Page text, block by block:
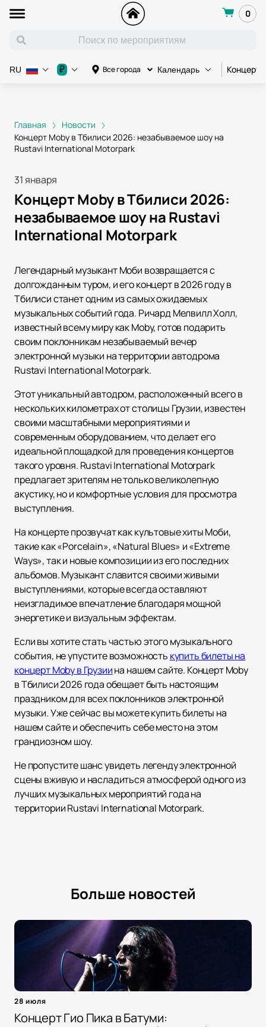
0
Все города Календарь Концерт
RU ₽
Главная
Новости
Концерт Moby в Тбилиси 2026: незабываемое шоу на
Rustavi International Motorpark
31 января
Концерт Moby в Тбилиси 2026:
незабываемое шоу на Rustavi
International Motorpark
Легендарный музыкант Моби возвращается с
долгожданным туром, и его концерт в 2026 году в
Тбилиси станет одним из самых ожидаемых
музыкальных событий года. Ричард Мелвилл Холл,
известный всему миру как Moby, готов подарить
своим поклонникам незабываемый вечер
электронной музыки на территории автодрома
Rustavi International Motorpark.
Этот уникальный автодром, расположенный всего в
нескольких километрах от столицы Грузии, известен
своими масштабными мероприятиями и
современным оборудованием, что делает его
идеальной площадкой для проведения концертов
такого уровня. Rustavi International Motorpark
предлагает зрителям не только великолепную
акустику, но и комфортные условия для просмотра
выступления.
На концерте прозвучат как культовые хиты Моби,
такие как «Porcelain», «Natural Blues» и «Extreme
Ways», так и новые композиции из его последних
альбомов. Музыкант славится своими живыми
выступлениями, которые всегда оставляют
неизгладимое впечатление благодаря мощной
энергетике и визуальным эффектам.
Если вы хотите стать частью этого музыкального
события, не упустите возможность купить билеты на
концерт Moby в Грузиина нашем сайте. Концерт Moby
в Тбилиси 2026 года обещает быть настоящим
праздником для всех поклонников электронной
музыки. Уже сейчас вы можете купить билеты на
нашем сайте и обеспечить себе место на этом
грандиозном шоу.
Не пропустите шанс увидеть легенду электронной
сцены вживую и насладиться атмосферой одного из
лучших музыкальных мероприятий года на
территории Rustavi International Motorpark.
Больше новостей
28 июля
Концерт Гио Пика в Батуми: